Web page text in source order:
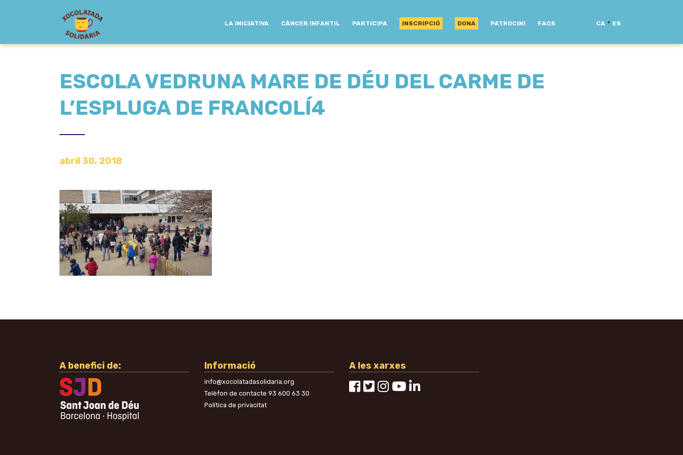
LA INICIATIVA CÀNCER INFANTIL PARTICIPA INSCRIPCIÓ DONA PATROCINI FAQS CA · ES
ESCOLA VEDRUNA MARE DE DÉU DEL CARME DE
L’ESPLUGA DE FRANCOLÍ4
abril 30, 2018
A benefici de: Informació
info@xocolatadasolidaria.org
Telèfon de contacte 93 600 63 30
Política de privacitat
A les xarxes